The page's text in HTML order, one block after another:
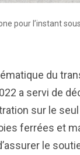
pour l’instant
du
a servi de
sur le
ferrées et
le